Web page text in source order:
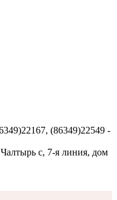
(86349)22549 -
с, 7-я линия, дом